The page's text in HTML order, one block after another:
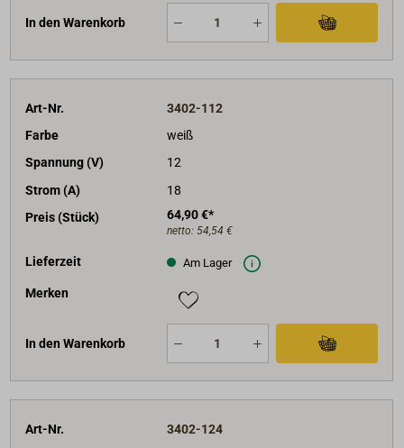
In den Warenkorb
Art-Nr.
3402-112
Farbe
weiß
Spannung (V)
12
Strom (A)
18
Preis (Stück)
64,90 €*
netto: 54,54 €
Lieferzeit Am Lager
Merken
In den Warenkorb
Art-Nr.
3402-124